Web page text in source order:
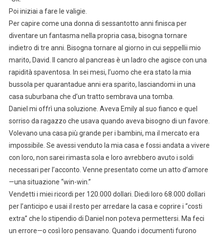
Poi iniziai a fare le valigie.
Per capire come una donna di sessantotto anni finisca per
diventare un fantasma nella propria casa, bisogna tornare
indietro di tre anni. Bisogna tornare al giorno in cui seppellii mio
marito, David. Il cancro al pancreas è un ladro che agisce con una
rapidità spaventosa. In sei mesi, l’uomo che era stato la mia
bussola per quarantadue anni era sparito, lasciandomi in una
casa suburbana che d’un tratto sembrava una tomba.
Daniel mi offrì una soluzione. Aveva Emily al suo fianco e quel
sorriso da ragazzo che usava quando aveva bisogno di un favore.
Volevano una casa più grande per i bambini, ma il mercato era
impossibile. Se avessi venduto la mia casa e fossi andata a vivere
con loro, non sarei rimasta sola e loro avrebbero avuto i soldi
necessari per l’acconto. Venne presentato come un atto d’amore
—una situazione “win-win.”
Vendetti i miei ricordi per 120.000 dollari. Diedi loro 68.000 dollari
per l’anticipo e usai il resto per arredare la casa e coprire i “costi
extra” che lo stipendio di Daniel non poteva permettersi. Ma feci
un errore—o così loro pensavano. Quando i documenti furono